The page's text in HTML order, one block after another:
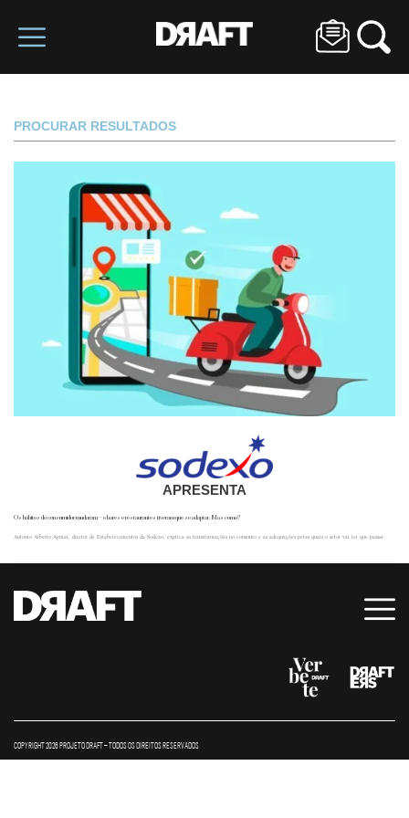
PROCURAR RESULTADOS
APRESENTA
Os hábitos do consumidor mudaram – e bares e restaurantes tiveram que se adaptar. Mas como?
Antonio Alberto Aguiar, diretor de Estabelecimentos da Sodexo, explica as transformações no consumo e as adequações pelas quais o setor vai ter que passar.
COPYRIGHT 2026 PROJETO DRAFT – TODOS OS DIREITOS RESERVADOS